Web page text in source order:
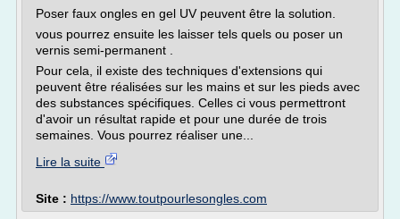
Poser faux ongles en gel UV peuvent être la solution.
vous pourrez ensuite les laisser tels quels ou poser un
vernis semi-permanent .
Pour cela, il existe des techniques d'extensions qui
peuvent être réalisées sur les mains et sur les pieds avec
des substances spécifiques. Celles ci vous permettront
d'avoir un résultat rapide et pour une durée de trois
semaines. Vous pourrez réaliser une...
Lire la suite
Site : https://www.toutpourlesongles.com